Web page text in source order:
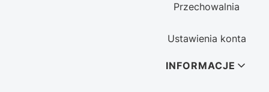
Przechowalnia
Ustawienia konta
INFORMACJE